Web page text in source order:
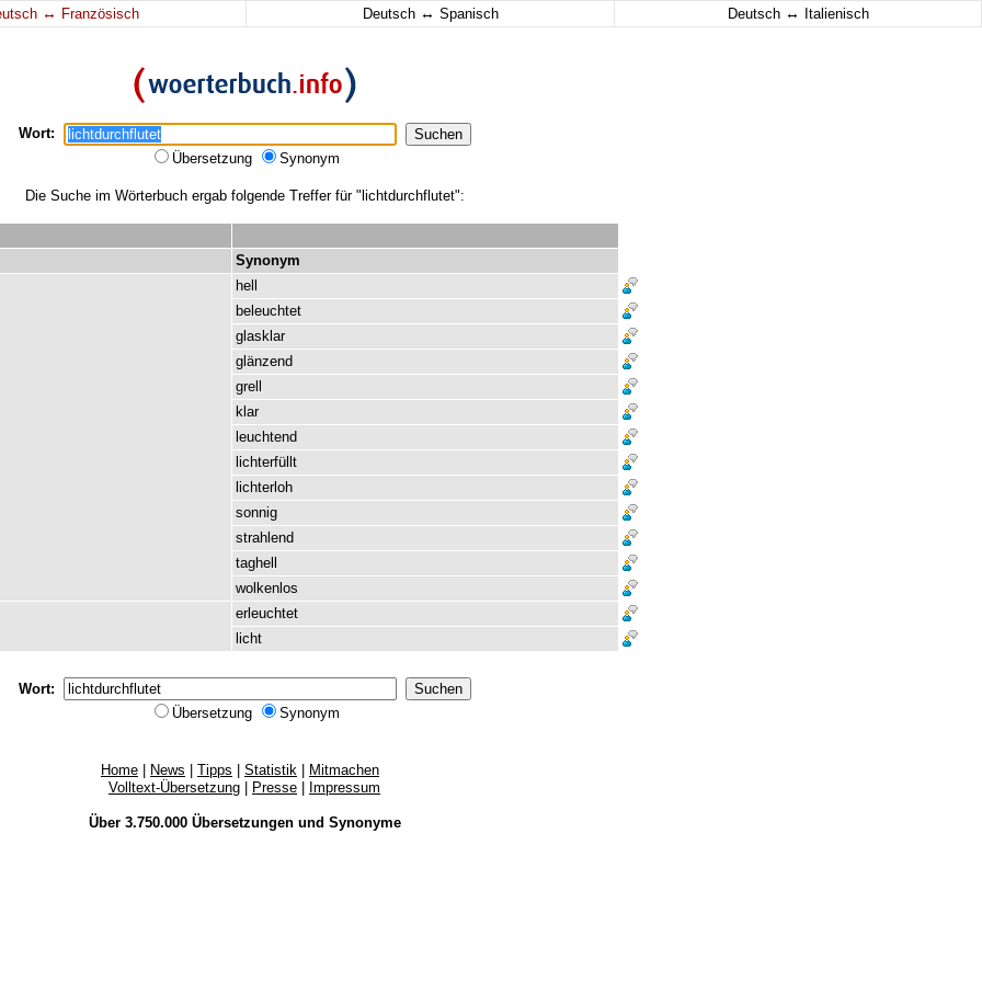
↔ Französisch Deutsch ↔ Spanisch Deutsch ↔ Italienisch
Wort:
Übersetzung
Synonym
Die Suche im Wörterbuch ergab folgende Treffer für "lichtdurchflutet":
Synonym
hell
beleuchtet
glasklar
glänzend
grell
klar
leuchtend
lichterfüllt
lichterloh
sonnig
strahlend
taghell
wolkenlos
erleuchtet
licht
Wort:
Übersetzung
Synonym
Home News Tipps Statistik
Mitmachen
Volltext-Übersetzung
Presse Impressum
Über 3.750.000 Übersetzungenund Synonyme